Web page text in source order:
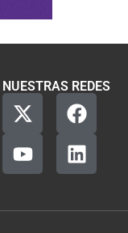
NUESTRAS REDES